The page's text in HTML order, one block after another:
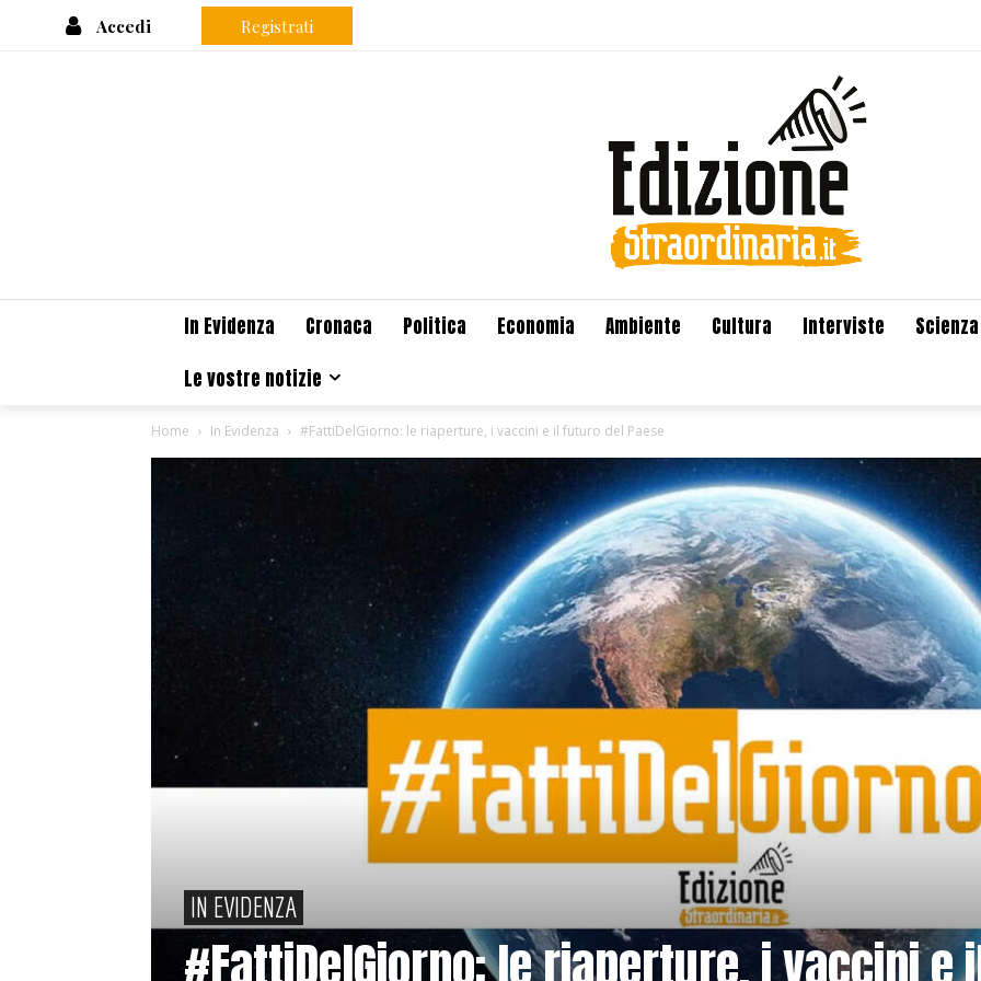
Accedi Registrati
In Evidenza Cronaca Politica Economia Ambiente Cultura Interviste
Scienza
Le vostre notizie
Home In Evidenza #FattiDelGiorno: le riaperture, i vaccini e il futuro del Paese
IN EVIDENZA
#FattiDelGiorno: le riaperture, i vaccini e